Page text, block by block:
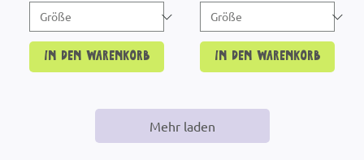
In den Warenkorb In den Warenkorb
Mehr laden